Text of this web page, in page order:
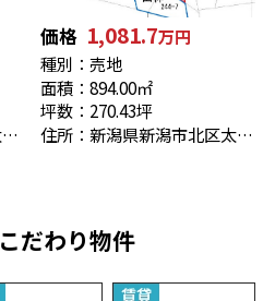
住所：新潟県新潟市北区太夫浜新町２丁目29
価格 1,081.7万円
種別：売地
面積：894.00㎡
坪数：270.43坪
住所：新潟県新潟市北区太夫浜244-1
こだわり物件